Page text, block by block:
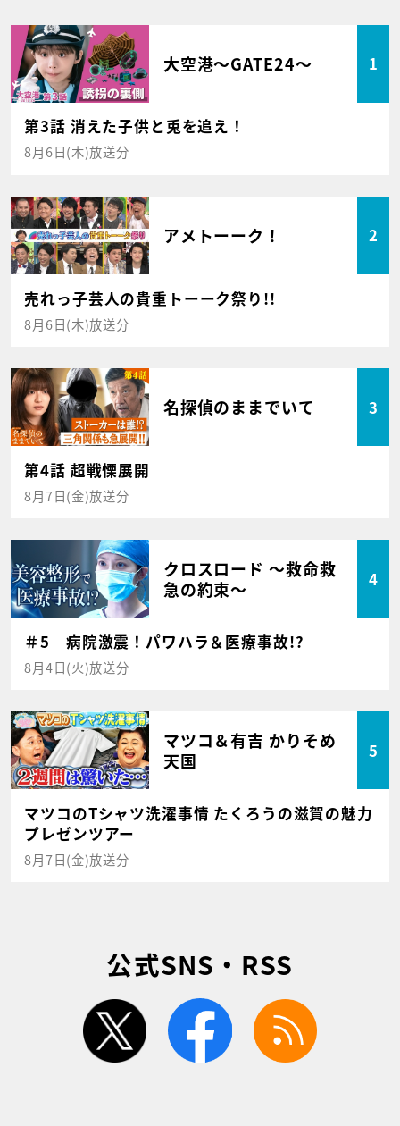
大空港～GATE24～ 1
第3話 消えた子供と兎を追え！
8月6日(木)放送分
アメトーーク！ 2
売れっ子芸人の貴重トーーク祭り!!
8月6日(木)放送分
名探偵のままでいて 3
第4話 超戦慄展開
8月7日(金)放送分
クロスロード ～救命救
急の約束～
4
＃5 病院激震！パワハラ＆医療事故!?
8月4日(火)放送分
マツコ＆有吉 かりそめ
天国
5
マツコのTシャツ洗濯事情 たくろうの滋賀の魅力
プレゼンツアー
8月7日(金)放送分
公式SNS・RSS
twitter facebook